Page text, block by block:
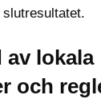
av lokala
och